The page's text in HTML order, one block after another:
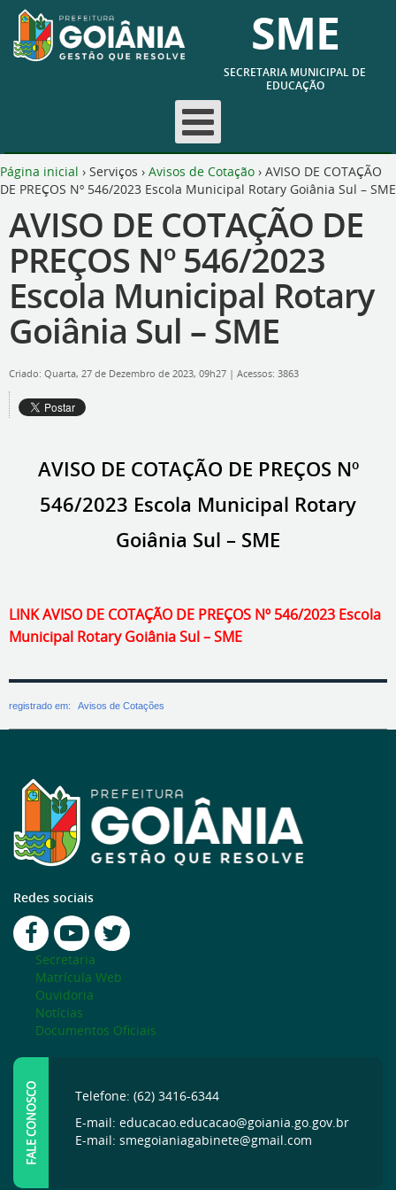
SME
SECRETARIA MUNICIPAL DE
EDUCAÇÃO
Página inicial › Serviços › Avisos de Cotação › AVISO DE COTAÇÃO
DE PREÇOS Nº 546/2023 Escola Municipal Rotary Goiânia Sul – SME
AVISO DE COTAÇÃO DE
PREÇOS Nº 546/2023
Escola Municipal Rotary
Goiânia Sul – SME
Criado: Quarta, 27 de Dezembro de 2023, 09h27 | Acessos: 3863
AVISO DE COTAÇÃO DE PREÇOS Nº
546/2023 Escola Municipal Rotary
Goiânia Sul – SME
LINK AVISO DE COTAÇÃO DE PREÇOS Nº 546/2023 Escola
Municipal Rotary Goiânia Sul – SME
registrado em: Avisos de Cotações
Redes sociais
Secretaria
Matrícula Web
Ouvidoria
Notícias
Documentos Oficiais
FALE CONOSCO
Telefone: (62) 3416-6344
E-mail: educacao.educacao@goiania.go.gov.br
E-mail: smegoianiagabinete@gmail.com